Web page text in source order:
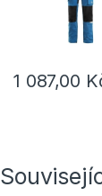
1 087,00
Tento